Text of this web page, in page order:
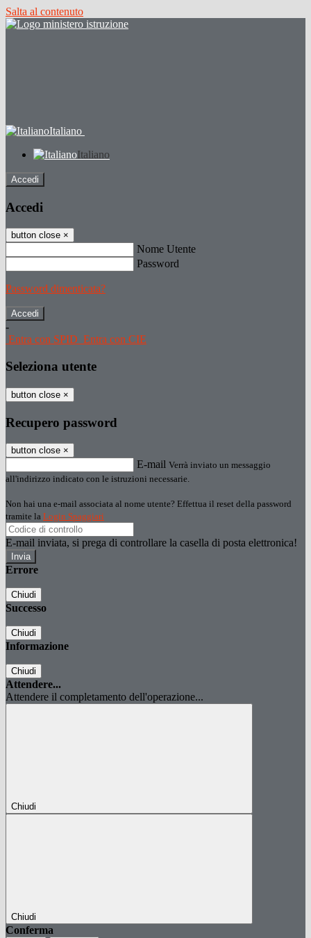
Salta al contenuto
Italiano
Italiano
Accedi
Accedi
button close ×
Nome Utente
Password
Password dimenticata?
-
Entra con SPID Entra con CIE
Seleziona utente
button close ×
Recupero password
button close ×
E-mail Verrà inviato un messaggio
all'indirizzo indicato con le istruzioni necessarie.
Non hai una e-mail associata al nome utente? Effettua il reset della password
tramite la Login Spaggiari
E-mail inviata, si prega di controllare la casella di posta elettronica!
Errore
Chiudi
Successo
Chiudi
Informazione
Chiudi
Attendere...
Attendere il completamento dell'operazione...
Chiudi
Chiudi
Conferma